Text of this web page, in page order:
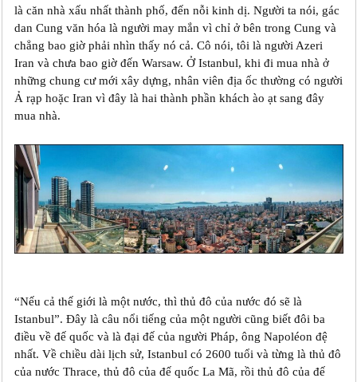
là căn nhà xấu nhất thành phố, đến nỗi kinh dị. Người ta nói, gác
dan Cung văn hóa là người may mắn vì chỉ ở bên trong Cung và
chẳng bao giờ phải nhìn thấy nó cả. Cô nói, tôi là người Azeri
Iran và chưa bao giờ đến Warsaw. Ở Istanbul, khi đi mua nhà ở
những chung cư mới xây dựng, nhân viên địa ốc thường có người
Ả rạp hoặc Iran vì đây là hai thành phần khách ào ạt sang đây
mua nhà.
“Nếu cả thế giới là một nước, thì thủ đô của nước đó sẽ là
Istanbul”. Đây là câu nổi tiếng của một người cũng biết đôi ba
điều về đế quốc và là đại đế của người Pháp, ông Napoléon đệ
nhất. Về chiều dài lịch sử, Istanbul có 2600 tuổi và từng là thủ đô
của nước Thrace, thủ đô của đế quốc La Mã, rồi thủ đô của đế